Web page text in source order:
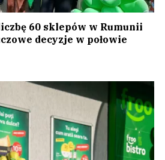
60 sklepów w Rumunii
decyzje w połowie